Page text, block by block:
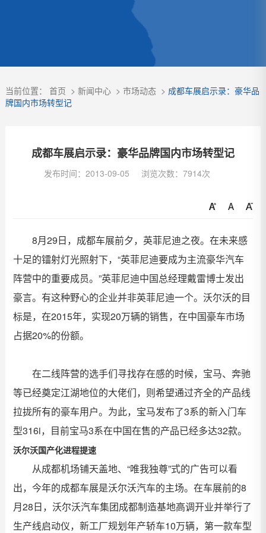
当前位置： 首页 > 新闻中心> 市场动态> 成都车展启示录：豪华品
牌国内市场转型记
成都车展启示录：豪华品牌国内市场转型记
发布时间：2013-09-05 浏览次数：7914次
8月29日，成都车展前夕，英菲尼迪之夜。在未来感
十足的镭射灯光照射下，“英菲尼迪要成为主流豪华汽车
阵营中的重要成员。”英菲尼迪中国总经理戴雷博士发出
豪言。有这种野心的企业并非英菲尼迪一个。沃尔沃的目
标是，在2015年，实现20万辆的销售，在中国豪车市场
占据20%的份额。
在二线阵营的选手们寻找存在感的时候，宝马、奔驰
等已经奠定江湖地位的大佬们，则希望通过齐全的产品线
拉拢所有的豪车用户。为此，宝马发布了3系的新入门车
型316i，目前宝马3系在中国在售的产品已经多达32款。
沃尔沃国产化进程提速
从成都机场铺天盖地、“唯我独尊”式的广告可以看
出，今年的成都车展是沃尔沃汽车的主场。在车展前的8
月28日，沃尔沃汽车集团成都制造基地高调开业并举行了
生产线启动仪，新工厂规划年产轿车10万辆，第一款车型